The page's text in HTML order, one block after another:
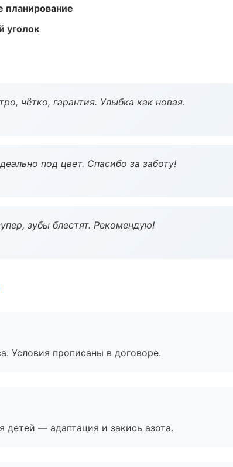
планирование
уголок
чётко, гарантия. Улыбка как новая.
под цвет. Спасибо за заботу!
зубы блестят. Рекомендую!
Условия прописаны в договоре.
детей — адаптация и закись азота.